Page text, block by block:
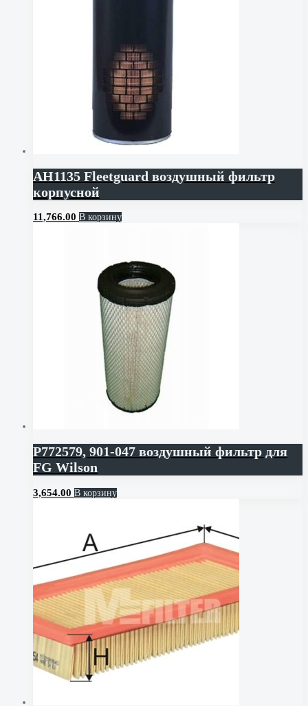
AH1135 Fleetguard воздушный фильтр
корпусной
11,766.00 В корзину
P772579, 901-047 воздушный фильтр для
FG Wilson
3,654.00 В корзину